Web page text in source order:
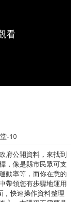
看
-10
府公開資料，來找到
，像是縣市民眾可支
動率等，而你在意的
帶領您有步驟地運用
，快速操作資料整理